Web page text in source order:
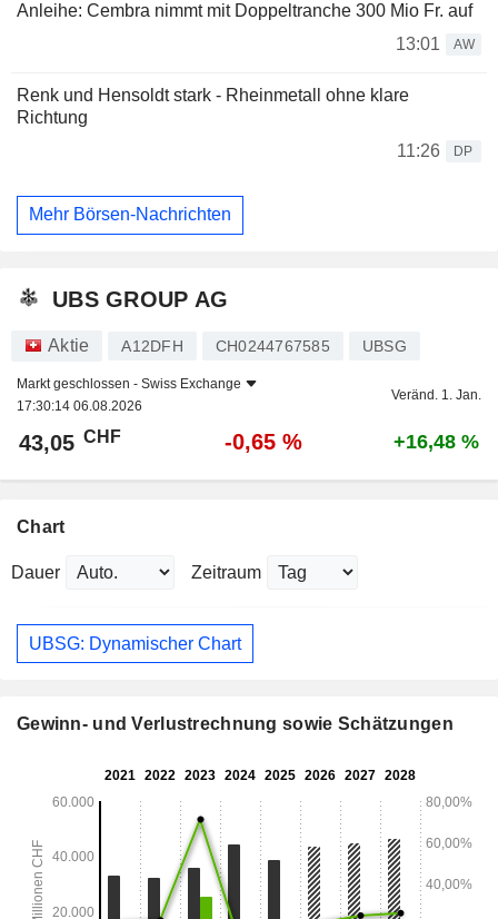
Anleihe: Cembra nimmt mit Doppeltranche 300 Mio Fr. auf
13:01
AW
Renk und Hensoldt stark - Rheinmetall ohne klare
Richtung
11:26
DP
Mehr Börsen-Nachrichten
UBS GROUP AG
Aktie A12DFH CH0244767585 UBSG
Markt geschlossen - Swiss Exchange
17:30:14 06.08.2026
Veränd. 1. Jan.
43,05 CHF -0,65 % +16,48 %
Chart
Dauer Zeitraum
UBSG: Dynamischer Chart
Gewinn- und Verlustrechnung sowie Schätzungen